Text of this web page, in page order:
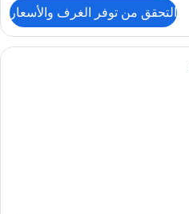
التحقق من توفر الغرف والأسعار